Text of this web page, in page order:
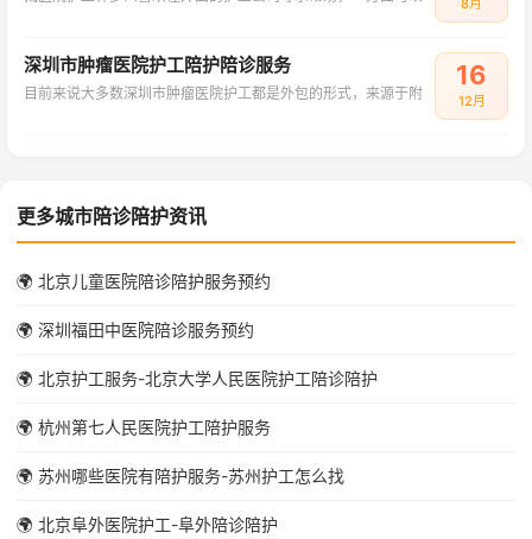
8月
深圳市肿瘤医院护工陪护陪诊服务
目前来说大多数深圳市肿瘤医院护工都是外包的形式，来源于附
16
12月
更多城市陪诊陪护资讯
🌍 北京儿童医院陪诊陪护服务预约
🌍 深圳福田中医院陪诊服务预约
🌍 北京护工服务-北京大学人民医院护工陪诊陪护
🌍 杭州第七人民医院护工陪护服务
🌍 苏州哪些医院有陪护服务-苏州护工怎么找
🌍 北京阜外医院护工-阜外陪诊陪护